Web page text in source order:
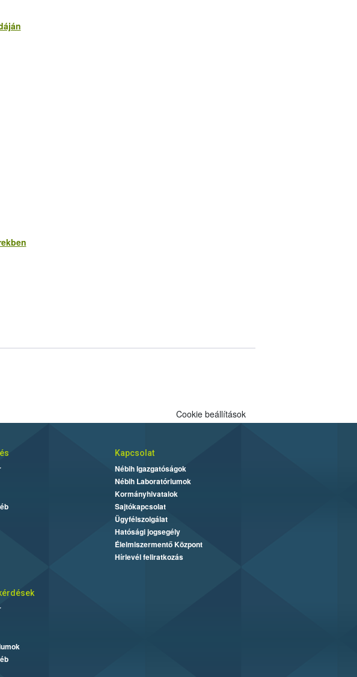
Cookie beállítások
Kapcsolat
Nébih Igazgatóságok
Nébih Laboratóriumok
Kormányhivatalok
Sajtókapcsolat
Ügyfélszolgálat
Hatósági jogsegély
Élelmiszermentő Központ
Hírlevél feliratkozás